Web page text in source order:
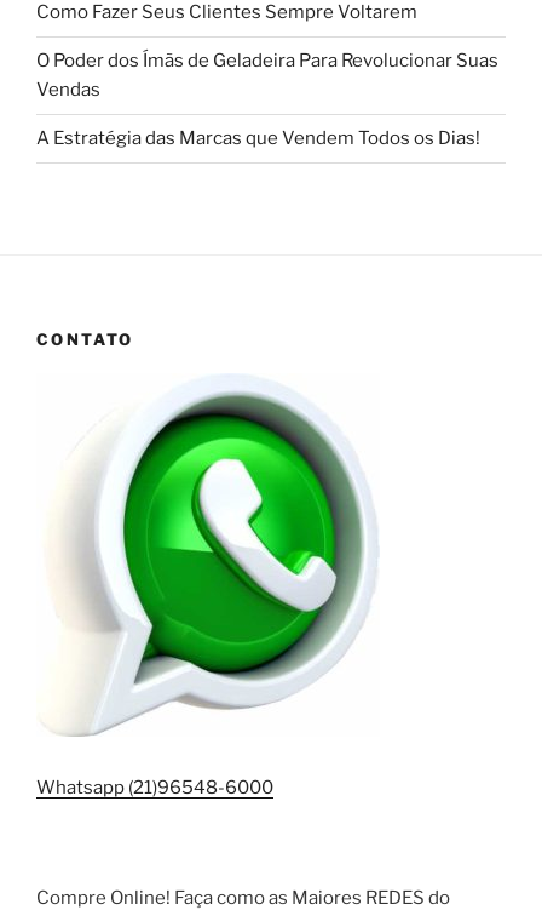
Como Fazer Seus Clientes Sempre Voltarem
O Poder dos Ímãs de Geladeira Para Revolucionar Suas
Vendas
A Estratégia das Marcas que Vendem Todos os Dias!
CONTATO
Whatsapp (21)96548-6000
Compre Online! Faça como as Maiores REDES do